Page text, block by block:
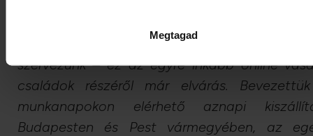
Megtagad
előfizetőinek pedig egyedi akciós
szervezünk – ez az egyre inkább online
családok részéről már elvárás.
munkanapokon elérhető aznapi
Budapesten és Pest vármegyében, az